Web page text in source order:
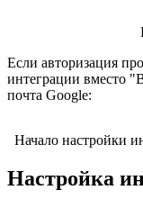
Если авторизация
интеграции вместо
почта Google:
Начало настройки
Настройка